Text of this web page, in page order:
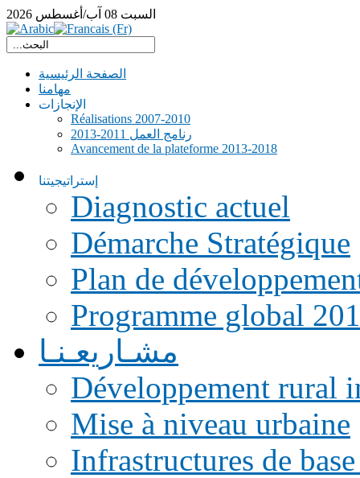
السبت 08 آب/أغسطس 2026
الصفحة الرئيسية
مهامنا
الإنجازات
Réalisations 2007-2010
رنامج العمل 2011-2013
Avancement de la plateforme 2013-2018
إستراتيجيتنا
Diagnostic actuel
Démarche Stratégique
Plan de
Programme global
مشـاريعـنـا
Développement rural
Mise à niveau urbaine
Infrastructures de